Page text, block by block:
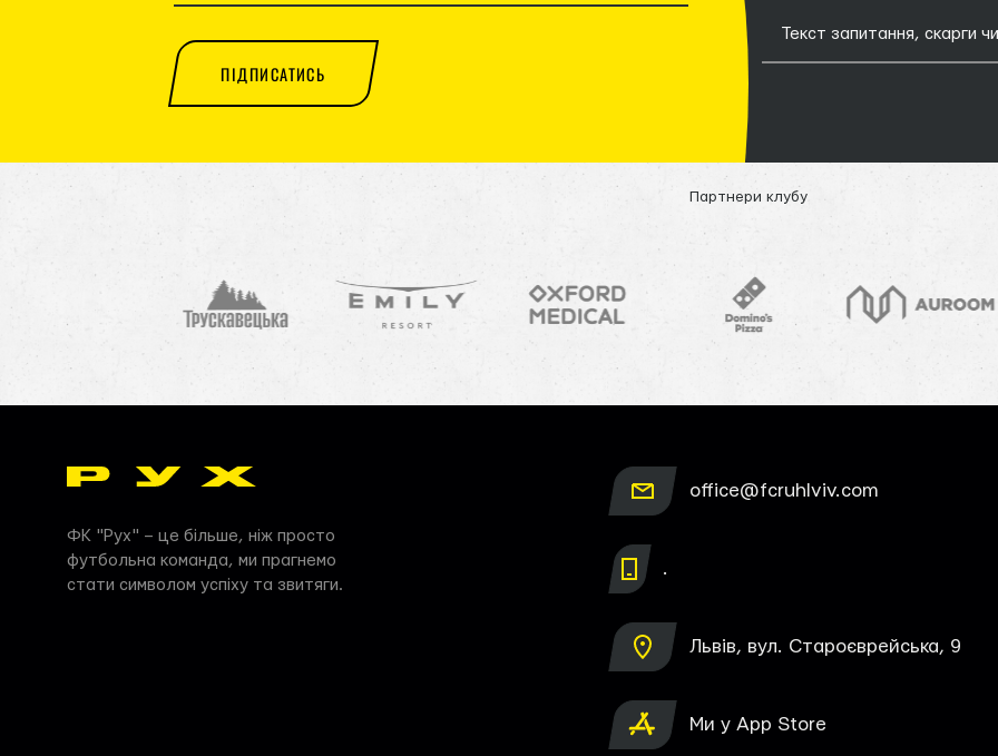
ПІДПИСАТИСЬ
Партнери клубу
ФК "Рух" – це більше, ніж просто
футбольна команда, ми прагнемо
стати символом успіху та звитяги.
office@fcruhlviv.com
.
Львів, вул. Староєврейська, 9
Ми у App Store